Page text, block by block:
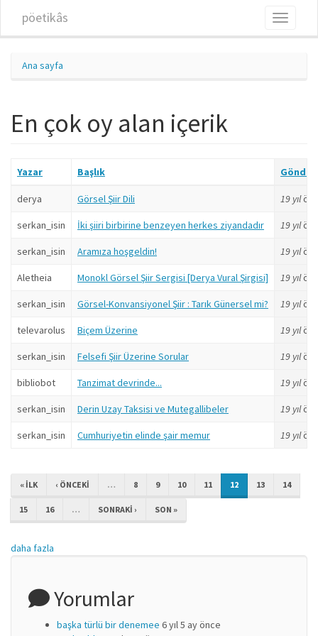
pöetikâs
Toggle
Ana sayfa
En çok oy alan içerik
Yazar Başlık
derya Görsel Şiir Dili 19 yıl
serkan_isin İki şiiri birbirine benzeyen herkes ziyandadır 19 yıl
serkan_isin Aramıza hoşgeldin! 19 yıl
Aletheia Monokl Görsel Şiir Sergisi [Derya Vural Şirgisi] 19 yıl
serkan_isin Görsel-Konvansiyonel Şiir : Tarık Günersel mi? 19 yıl
televarolus Biçem Üzerine 19 yıl
serkan_isin Felsefi Şiir Üzerine Sorular 19 yıl
bibliobot Tanzimat devrinde... 19 yıl
serkan_isin Derin Uzay Taksisi ve Mutegallibeler 19 yıl
serkan_isin Cumhuriyetin elinde şair memur 19 yıl
« ILK ‹ ÖNCEKI … 8 9 10 11 12 13 14
15 16 … SONRAKI › SON »
daha fazla
Yorumlar
başka türlü bir denemee 6 yıl 5 ay önce